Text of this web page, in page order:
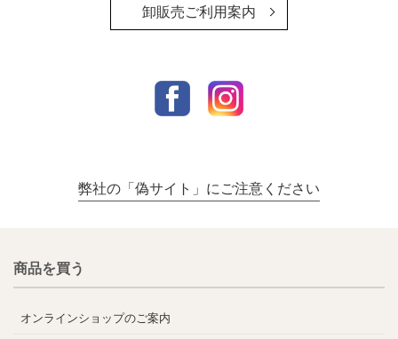
卸販売ご利用案内
弊社の「偽サイト」にご注意ください
商品を買う
オンラインショップのご案内